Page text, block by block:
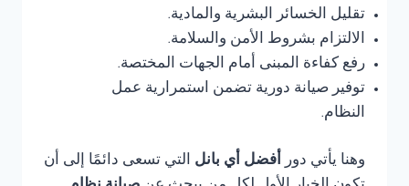
تقليل الخسائر البشرية والمادية.
الالتزام بشروط الأمن والسلامة.
رفع كفاءة المبنى أمام الجهات المختصة.
توفير صيانة دورية تضمن استمرارية عمل
النظام.
وهنا يأتي دور أفضل أي بانل التي تسعى دائمًا إلى أن